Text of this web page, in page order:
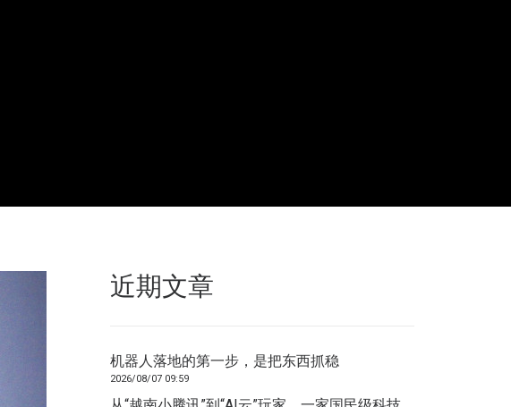
近期文章
机器人落地的第一步，是把东西抓稳
2026/08/07 09:59